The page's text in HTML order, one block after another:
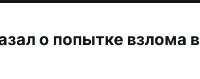
о попытке взлома в